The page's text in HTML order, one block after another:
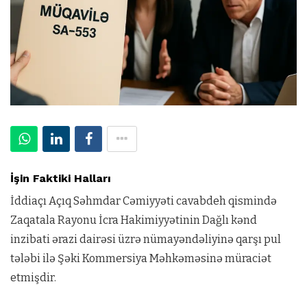
İşin Faktiki Halları
İddiaçı Açıq Səhmdar Cəmiyyəti cavabdeh qismində
Zaqatala Rayonu İcra Hakimiyyətinin Dağlı kənd
inzibati ərazi dairəsi üzrə nümayəndəliyinə qarşı pul
tələbi ilə Şəki Kommersiya Məhkəməsinə müraciət
etmişdir.